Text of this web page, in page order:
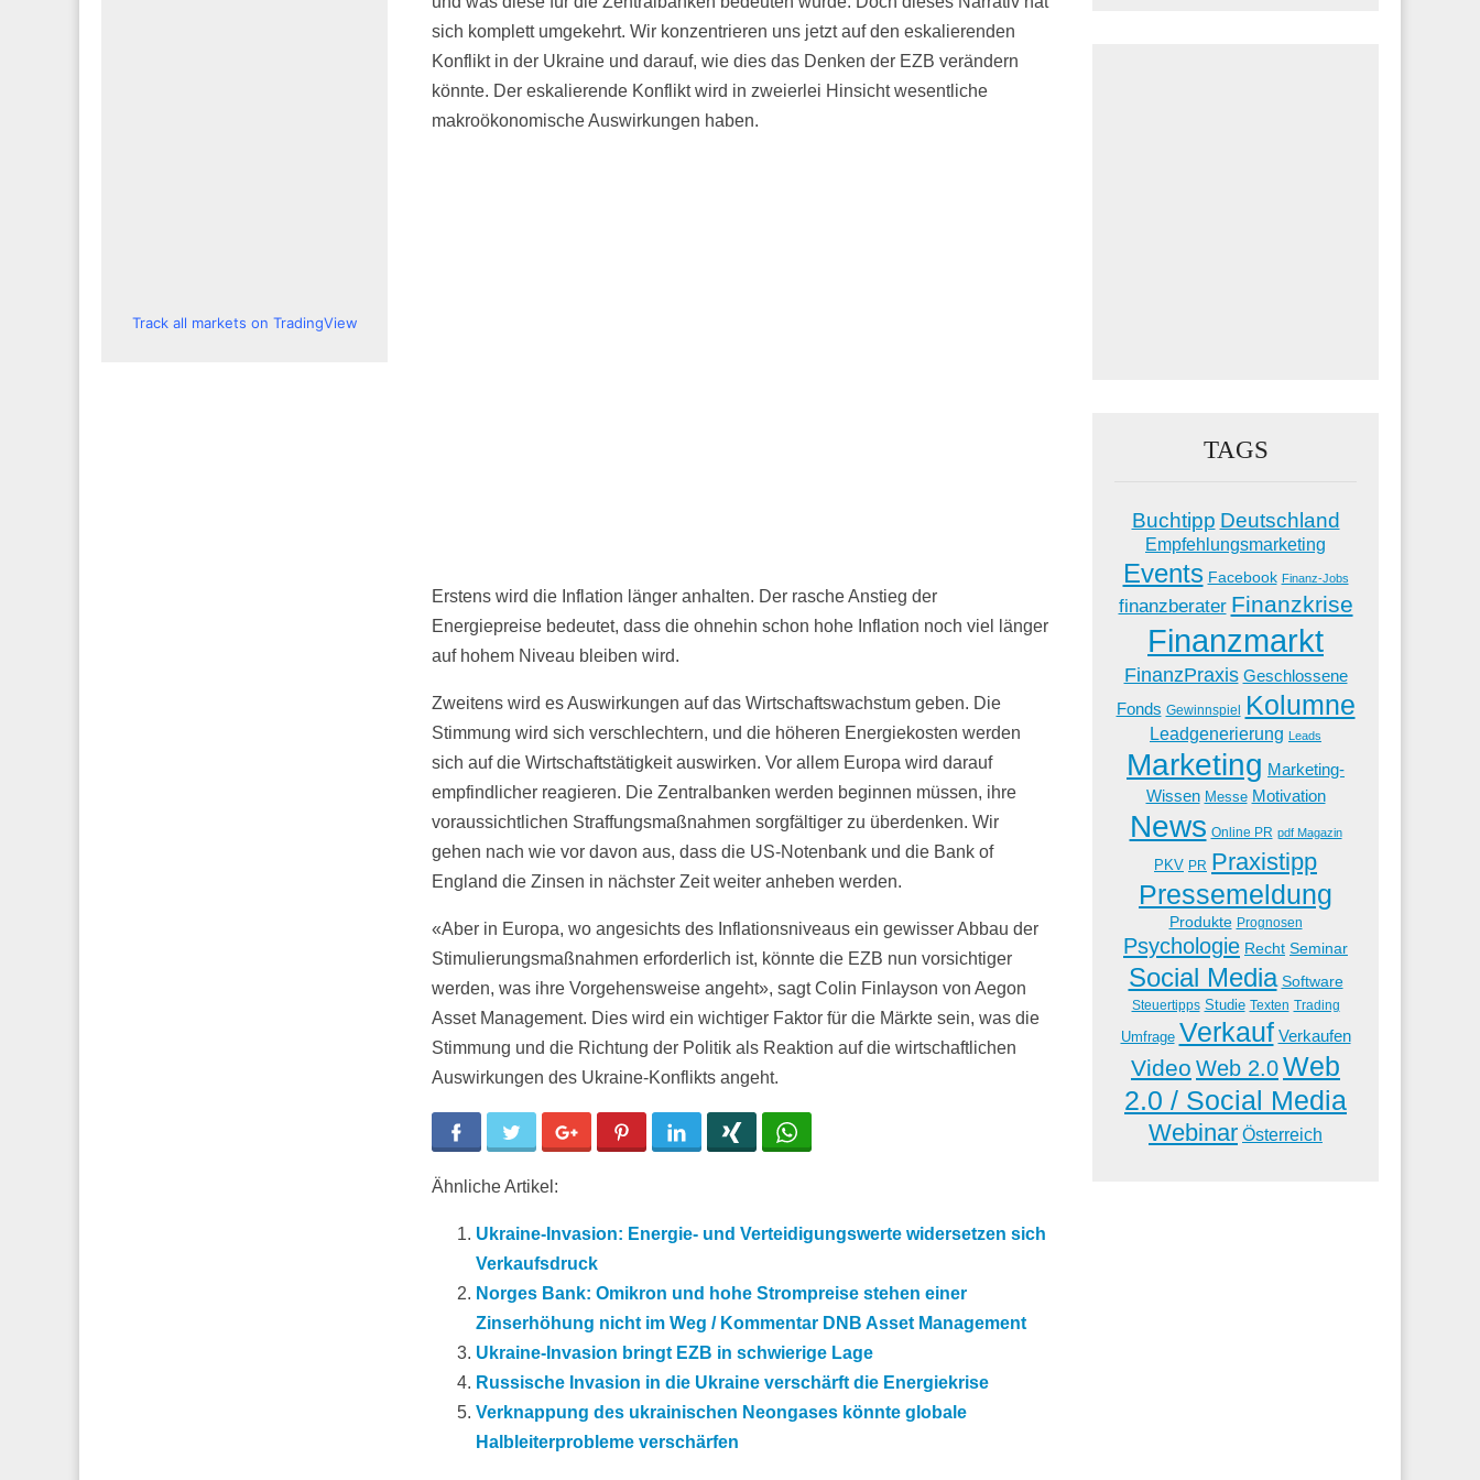
sich komplett umgekehrt. Wir konzentrieren uns jetzt auf den eskalierenden
Konflikt in der Ukraine und darauf, wie dies das Denken der EZB verändern
könnte. Der eskalierende Konflikt wird in zweierlei Hinsicht wesentliche
makroökonomische Auswirkungen haben.
Erstens wird die Inflation länger anhalten. Der rasche Anstieg der
Energiepreise bedeutet, dass die ohnehin schon hohe Inflation noch viel länger
auf hohem Niveau bleiben wird.
Zweitens wird es Auswirkungen auf das Wirtschaftswachstum geben. Die
Stimmung wird sich verschlechtern, und die höheren Energiekosten werden
sich auf die Wirtschaftstätigkeit auswirken. Vor allem Europa wird darauf
empfindlicher reagieren. Die Zentralbanken werden beginnen müssen, ihre
voraussichtlichen Straffungsmaßnahmen sorgfältiger zu überdenken. Wir
gehen nach wie vor davon aus, dass die US-Notenbank und die Bank of
England die Zinsen in nächster Zeit weiter anheben werden.
«Aber in Europa, wo angesichts des Inflationsniveaus ein gewisser Abbau der
Stimulierungsmaßnahmen erforderlich ist, könnte die EZB nun vorsichtiger
werden, was ihre Vorgehensweise angeht», sagt Colin Finlayson von Aegon
Asset Management. Dies wird ein wichtiger Faktor für die Märkte sein, was die
Stimmung und die Richtung der Politik als Reaktion auf die wirtschaftlichen
Auswirkungen des Ukraine-Konflikts angeht.
Facebook Twitter Google+ Pinterest LinkedIn
Ähnliche Artikel:
Ukraine-Invasion: Energie- und Verteidigungswerte widersetzen sich
Verkaufsdruck
Norges Bank: Omikron und hohe Strompreise stehen einer
Zinserhöhung nicht im Weg / Kommentar DNB Asset Management
Ukraine-Invasion bringt EZB in schwierige Lage
Russische Invasion in die Ukraine verschärft die Energiekrise
Verknappung des ukrainischen Neongases könnte globale
Halbleiterprobleme verschärfen
Track all markets on TradingView
TAGS
Buchtipp Deutschland
Empfehlungsmarketing
Events Facebook Finanz-Jobs
finanzberater Finanzkrise
Finanzmarkt
FinanzPraxis Geschlossene
Fonds Gewinnspiel Kolumne
Leadgenerierung Leads
Marketing Marketing-
Wissen Messe Motivation
News Online PR pdf Magazin
PKV PR Praxistipp
Pressemeldung
Produkte Prognosen
Psychologie Recht Seminar
Social Media Software
Steuertipps Studie Texten Trading
Umfrage Verkauf Verkaufen
Video Web 2.0Web
2.0 / Social Media
Webinar Österreich